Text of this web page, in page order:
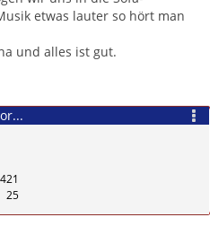
etwas lauter so hört man
und alles ist gut.
421
25